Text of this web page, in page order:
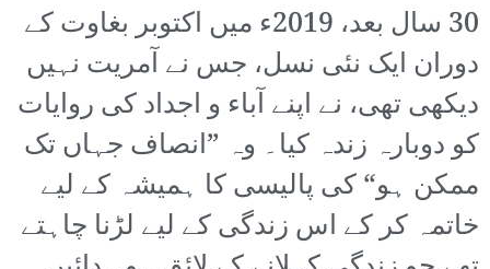
30 سال بعد، 2019ء میں اکتوبر بغاوت کے
دوران ایک نئی نسل، جس نے آمریت نہیں
دیکھی تھی، نے اپنے آباء و اجداد کی روایات
کو دوبارہ زندہ کیا۔ وہ ”انصاف جہاں تک
ممکن ہو“ کی پالیسی کا ہمیشہ کے لیے
خاتمہ کر کے اس زندگی کے لیے لڑنا چاہتے